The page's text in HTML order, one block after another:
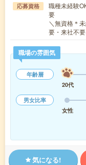
応募資格
職種未経験
要
＼無資格＊
要・来社不
職場の雰囲気
年齢層
20代
男女比率
女性
気になる!